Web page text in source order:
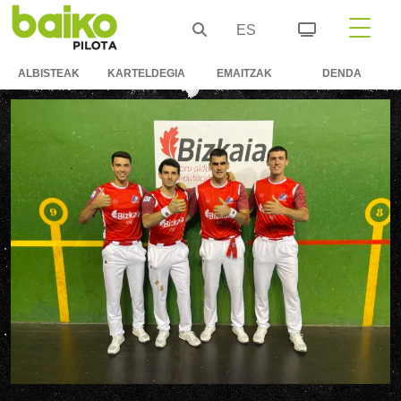
ES
ALBISTEAK KARTELDEGIA EMAITZAK DENDA